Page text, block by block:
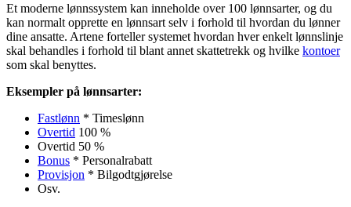
Et moderne lønnssystem kan inneholde over 100 lønnsarter, og du
kan normalt opprette en lønnsart selv i forhold til hvordan du lønner
dine ansatte. Artene forteller systemet hvordan hver enkelt lønnslinje
skal behandles i forhold til blant annet skattetrekk og hvilke kontoer
som skal benyttes.
Eksempler på lønnsarter:
Fastlønn * Timeslønn
Overtid 100 %
Overtid 50 %
Bonus * Personalrabatt
Provisjon * Bilgodtgjørelse
Osv.